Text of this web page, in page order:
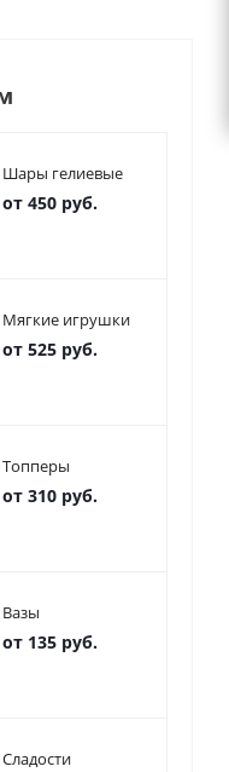
Шары гелиевые
от 450 руб.
Мягкие игрушки
от 525 руб.
Топперы
от 310 руб.
Вазы
от 135 руб.
Сладости